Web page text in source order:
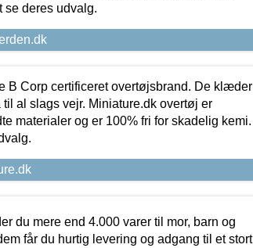
se deres udvalg.
B Corp certificeret overtøjsbrand. De klæder
al slags vejr. Miniature.dk overtøj er
materialer og er 100% fri for skadelig kemi.
du mere end 4.000 varer til mor, barn og
får du hurtig levering og adgang til et stort